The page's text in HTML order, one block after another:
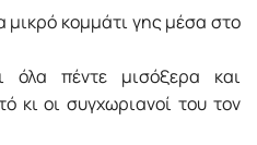
κοµµάτι γης µέσα στο
πέντε µισόξερα και
κι οι συγχωριανοί του τον